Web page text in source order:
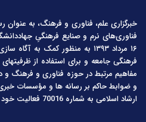
خبرگزاری علم، فناوری و فرهنگ، به عنوان
فناوری‌های نرم و صنایع فرهنگیِ
۱۶ مرداد ۱۳۹۳ به منظور کمک به
فرهنگی جامعه و برای استفاده از
مفاهیم مرتبط در حوزه فناوری و فرهنگ
و ضوابط حاکم بر رسانه ها و مؤسسات
ارشاد اسلامی به شماره 70016 فعالیت خود را آغاز کرده است.